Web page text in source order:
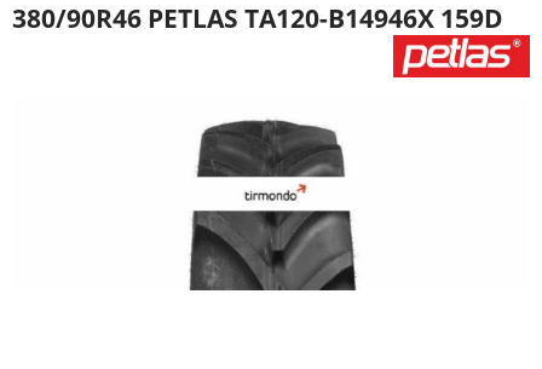
380/90R46 PETLAS TA120-B14946X 159D